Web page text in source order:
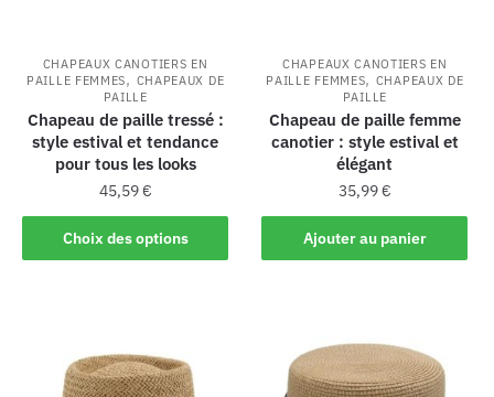
CHAPEAUX CANOTIERS EN
PAILLE FEMMES, CHAPEAUX DE
PAILLE
Chapeau de paille tressé :
style estival et tendance
pour tous les looks
45,59€
Choix des options
CHAPEAUX CANOTIERS EN
PAILLE FEMMES, CHAPEAUX DE
PAILLE
Chapeau de paille femme
canotier : style estival et
élégant
35,99€
Ajouter au panier